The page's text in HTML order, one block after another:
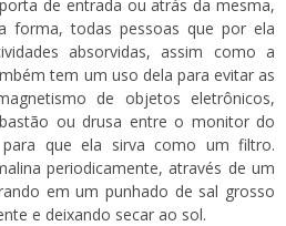
de entrada ou atrás da mesma,
forma, todas pessoas que por ela
absorvidas, assim como a
tem um uso dela para evitar as
de objetos eletrônicos,
ou drusa entre o monitor do
que ela sirva como um filtro.
periodicamente, através de um
em um punhado de sal grosso
e deixando secar ao sol.